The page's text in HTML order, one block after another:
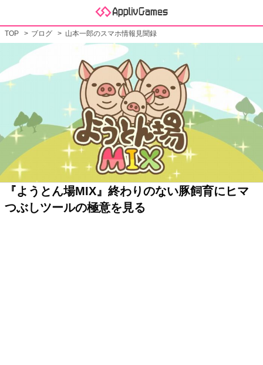
TOP ブログ 山本一郎のスマホ情報見聞録
『ようとん場MIX』終わりのない豚飼育にヒマ
つぶしツールの極意を見る